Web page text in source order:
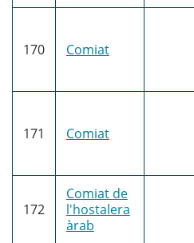
170 Comiat
171 Comiat
172
Comiat de
l'hostalera
àrab